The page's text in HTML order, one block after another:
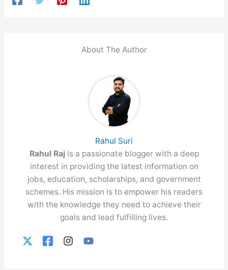
About The Author
Rahul Suri
Rahul Raj is a passionate blogger with a deep
interest in providing the latest information on
jobs, education, scholarships, and government
schemes. His mission is to empower his readers
with the knowledge they need to achieve their
goals and lead fulfilling lives.